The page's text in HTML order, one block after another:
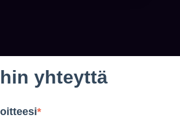
yhteyttä
*